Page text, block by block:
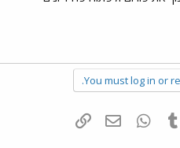
You must log in or
Tumblr
WhatsAppדואר אלקטרוני